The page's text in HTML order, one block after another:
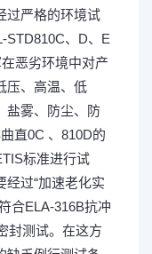
过严格的环境试
STD810C、D、E
恶劣环境中对产
压、高温、低
盐雾、防尘、防
直0C 、810D的
标准进行试
过“加速老化实
合ELA-316B抗冲
封测试。在这方